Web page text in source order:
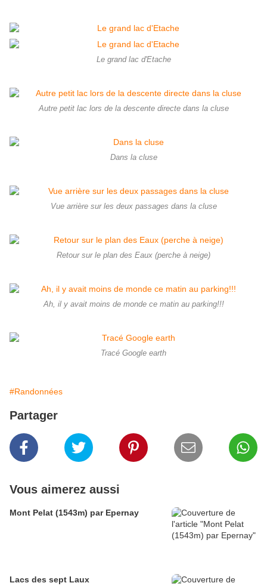
Le grand lac d'Etache
Autre petit lac lors de la descente directe dans la cluse
Dans la cluse
Vue arrière sur les deux passages dans la cluse
Retour sur le plan des Eaux (perche à neige)
Ah, il y avait moins de monde ce matin au parking!!!
Tracé Google earth
#Randonnées
Partager
Vous aimerez aussi
Mont Pelat (1543m) par Epernay
Lacs des sept Laux